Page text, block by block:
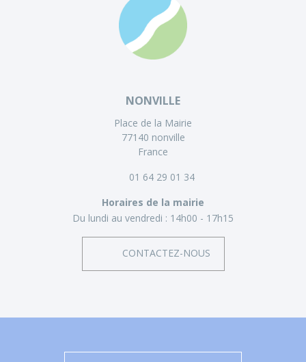
NONVILLE
Place de la Mairie
77140 nonville
France
01 64 29 01 34
Horaires de la mairie
Du lundi au vendredi : 14h00 - 17h15
CONTACTEZ-NOUS